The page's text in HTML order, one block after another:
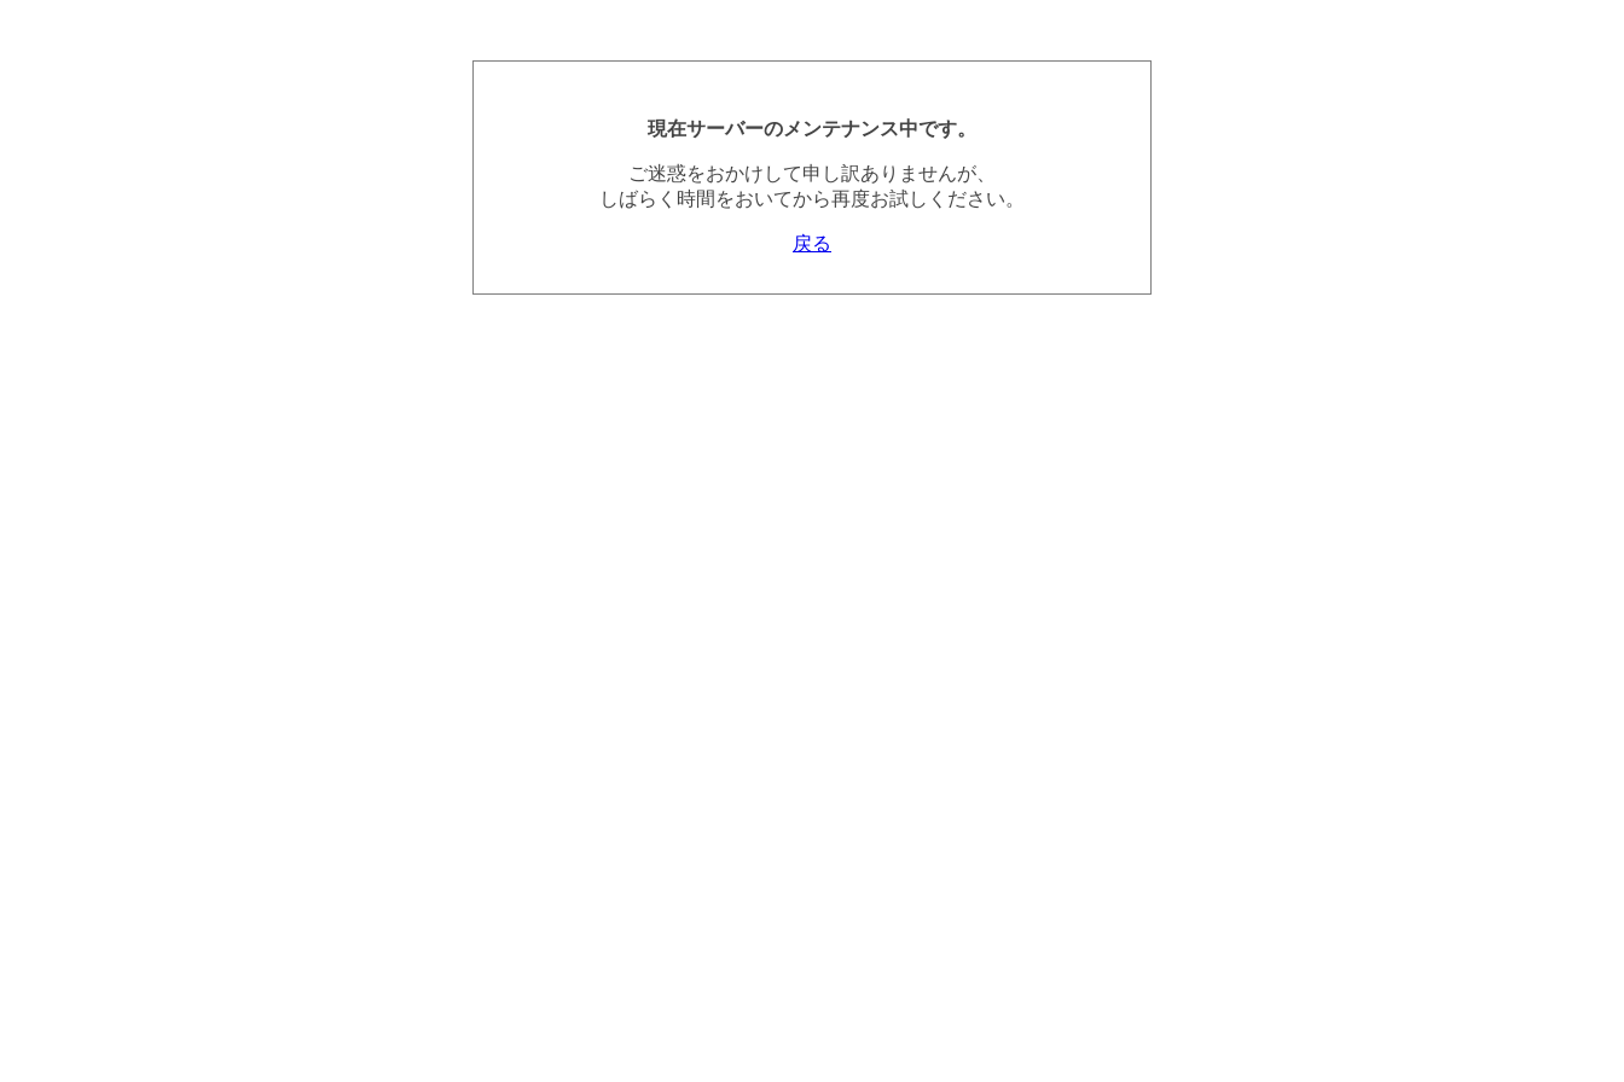
現在サーバーのメンテナンス中です。
ご迷惑をおかけして申し訳ありませんが、
しばらく時間をおいてから再度お試しください。
戻る